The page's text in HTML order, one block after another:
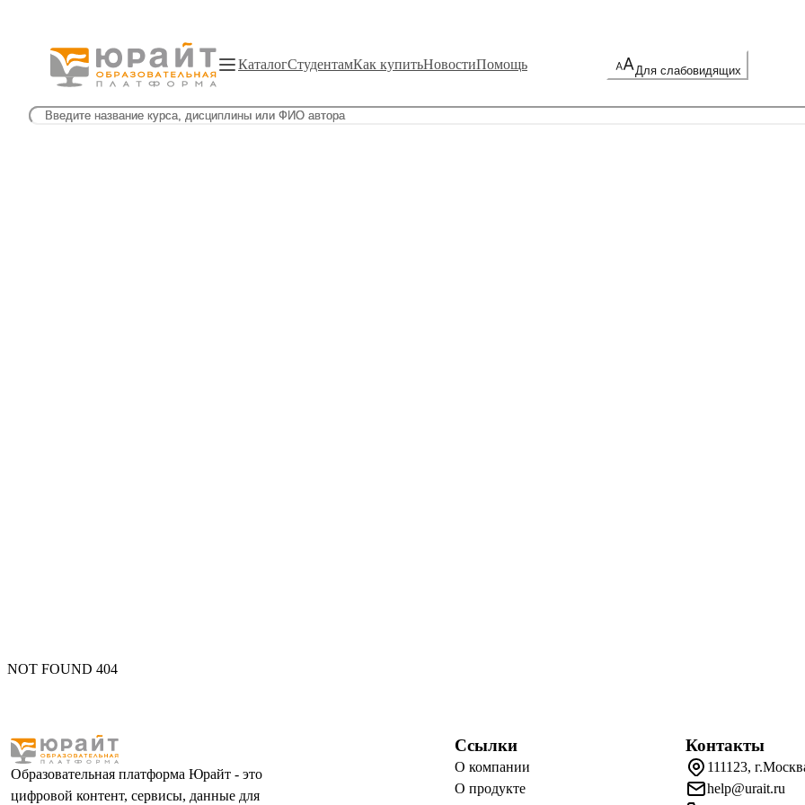
КаталогСтудентамКак купитьНовостиПомощь Для слабовидящих
NOT FOUND 404
Образовательная платформа Юрайт - это
цифровой контент, сервисы, данные для
Ссылки
О компании
О продукте
Контакты
111123,
help@urait.ru